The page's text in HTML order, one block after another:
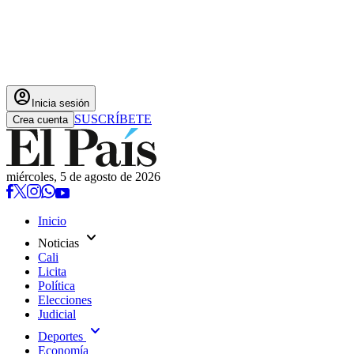
account_circle Inicia sesión
Crea cuenta SUSCRÍBETE
miércoles, 5 de agosto de 2026
Inicio
Noticias expand_more
Cali
Licita
Política
Elecciones
Judicial
Deportes expand_more
Economía